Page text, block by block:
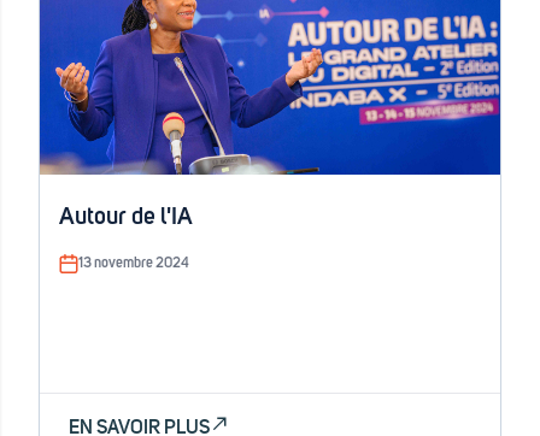
Autour de l'IA
13 novembre 2024
EN SAVOIR PLUS